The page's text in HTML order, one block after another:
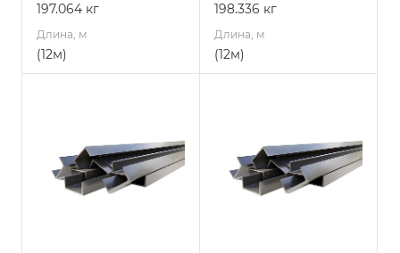
197.064 кг
Длина, м
(12м)
198.336 кг
Длина, м
(12м)